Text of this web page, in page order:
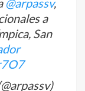
a
San